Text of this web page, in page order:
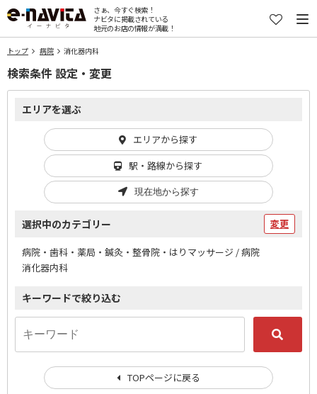
さぁ、今すぐ検索！
ナビタに掲載されている
地元のお店の情報が満載！
トップ 病院 消化器内科
検索条件 設定・変更
エリアを選ぶ
エリアから探す
駅・路線から探す
現在地から探す
選択中のカテゴリー 変更
病院・歯科・薬局・鍼灸・整骨院・はりマッサージ / 病院
消化器内科
キーワードで絞り込む
TOPページに戻る